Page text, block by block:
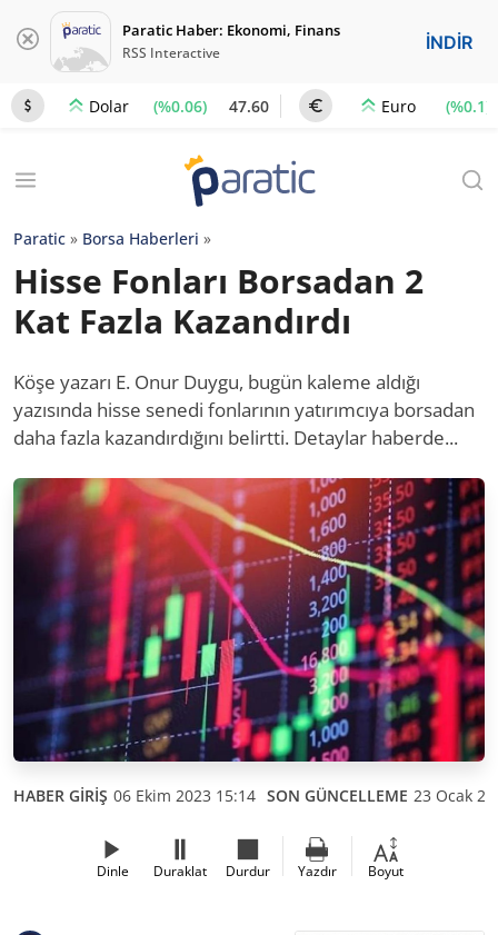
Paratic Haber: Ekonomi, Finans
RSS Interactive İNDİR
Dolar (%0.06) 47.60 Euro (%0.1)
Paratic » Borsa Haberleri »
Hisse Fonları Borsadan 2
Kat Fazla Kazandırdı
Köşe yazarı E. Onur Duygu, bugün kaleme aldığı
yazısında hisse senedi fonlarının yatırımcıya borsadan
daha fazla kazandırdığını belirtti. Detaylar haberde...
HABER GİRİŞ 06 Ekim 2023 15:14 SON GÜNCELLEME 23 Ocak
Dinle Duraklat Durdur Yazdır Boyut